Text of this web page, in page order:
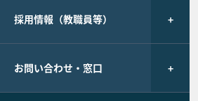
採用情報（教職員等）
お問い合わせ・窓口